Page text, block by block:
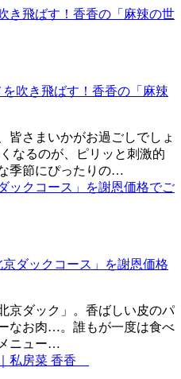
を吹き飛ばす！香香の「麻辣
皆さまいかがお過ごしでしょ
なるのが、ピリッと刺激的
季節にぴったりの…
京ダックコース」を謝恩価格
京ダック」。香ばしい皮のパ
なお肉…。誰もが一度は食べ
ニュー…